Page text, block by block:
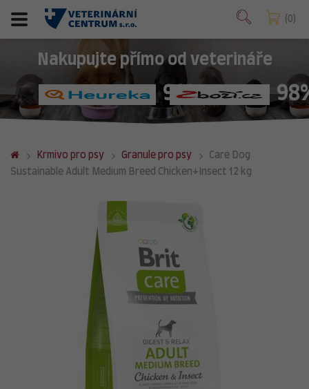
0
Nakupujte přímo od veterináře
98%
Krmivo pro psy Granule pro psy
Care Dog
Sustainable Adult Medium Breed Chicken+Insect 12 kg